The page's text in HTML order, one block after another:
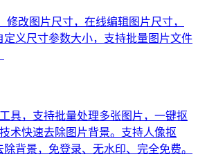
修改图片尺寸，在线编辑图片尺寸，
定义尺寸参数大小，支持批量图片文件
具，支持批量处理多张图片，一键抠
术快速去除图片背景。支持人像抠
背景，免登录、无水印、完全免费。